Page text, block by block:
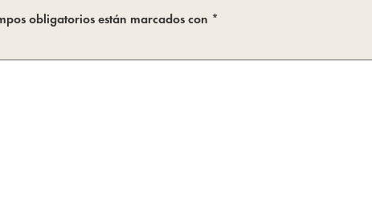
obligatorios están marcados con *